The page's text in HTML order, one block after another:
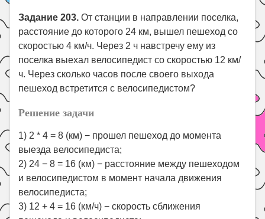
Задание 203. От станции в направлении поселка,
расстояние до которого 24 км, вышел пешеход со
скоростью 4 км/ч. Через 2 ч навстречу ему из
поселка выехал велосипедист со скоростью 12 км/
ч. Через сколько часов после своего выхода
пешеход встретится с велосипедистом?
Решение задачи
1) 2 * 4 = 8 (км) − прошел пешеход до момента
выезда велосипедиста;
2) 24 − 8 = 16 (км) − расстояние между пешеходом
и велосипедистом в момент начала движения
велосипедиста;
3) 12 + 4 = 16 (км/ч) − скорость сближения